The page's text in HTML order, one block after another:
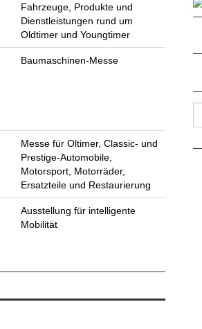
Fahrzeuge, Produkte und
Dienstleistungen rund um
Oldtimer und Youngtimer
Baumaschinen-Messe
Messe für Oltimer, Classic- und
Prestige-Automobile,
Motorsport, Motorräder,
Ersatzteile und Restaurierung
Ausstellung für intelligente
Mobilität